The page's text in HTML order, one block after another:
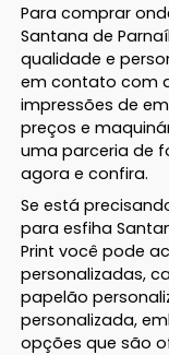
Para comprar
Santana de
qualidade e
em contato com
impressões de
preços e
uma parceria de
agora e confira.
Se está
para esfiha
Print você pode
personalizadas,
papelão
personalizada,
opções que são